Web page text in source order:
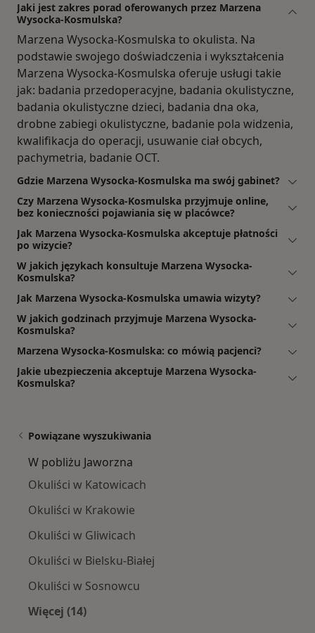
Jaki jest zakres porad oferowanych przez Marzena
Wysocka-Kosmulska?
Marzena Wysocka-Kosmulska to okulista. Na
podstawie swojego doświadczenia i wykształcenia
Marzena Wysocka-Kosmulska oferuje usługi takie
jak: badania przedoperacyjne, badania okulistyczne,
badania okulistyczne dzieci, badania dna oka,
drobne zabiegi okulistyczne, badanie pola widzenia,
kwalifikacja do operacji, usuwanie ciał obcych,
pachymetria, badanie OCT.
Gdzie Marzena Wysocka-Kosmulska ma swój gabinet?
Czy Marzena Wysocka-Kosmulska przyjmuje online,
bez konieczności pojawiania się w placówce?
Jak Marzena Wysocka-Kosmulska akceptuje płatności
po wizycie?
W jakich językach konsultuje Marzena Wysocka-
Kosmulska?
Jak Marzena Wysocka-Kosmulska umawia wizyty?
W jakich godzinach przyjmuje Marzena Wysocka-
Kosmulska?
Marzena Wysocka-Kosmulska: co mówią pacjenci?
Jakie ubezpieczenia akceptuje Marzena Wysocka-
Kosmulska?
Powiązane wyszukiwania
W pobliżu Jaworzna
Okuliści w Katowicach
Okuliści w Krakowie
Okuliści w Gliwicach
Okuliści w Bielsku-Białej
Okuliści w Sosnowcu
Więcej (14)